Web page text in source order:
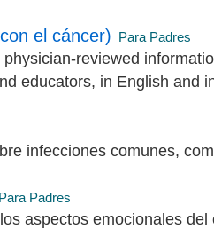
el cáncer) Para Padres
reviewed
educators, in English and
infecciones comunes,
Para Padres
aspectos emocionales